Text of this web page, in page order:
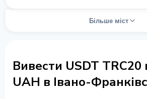
Більше міст
Вивести USDT TRC20
UAH в Івано-